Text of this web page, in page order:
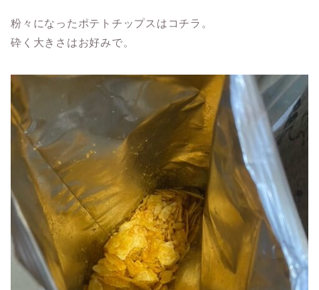
粉々になったポテトチップスはコチラ。
砕く大きさはお好みで。